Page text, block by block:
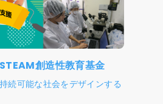
創造性教育基金
続可能な社会をデザインする